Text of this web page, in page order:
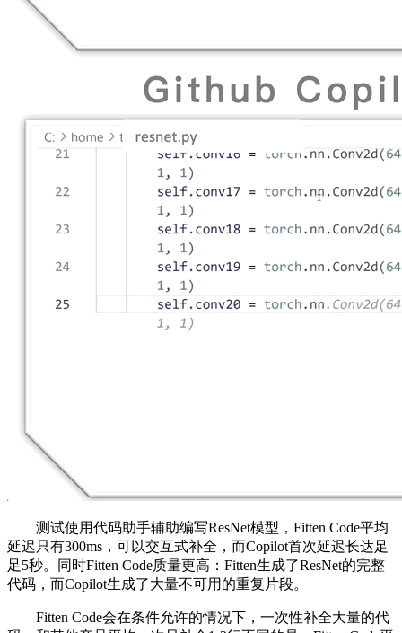
测试使用代码助手辅助编写ResNet模型，Fitten Code平均
延迟只有300ms，可以交互式补全，而Copilot首次延迟长达足
足5秒。同时Fitten Code质量更高：Fitten生成了ResNet的完整
代码，而Copilot生成了大量不可用的重复片段。
Fitten Code会在条件允许的情况下，一次性补全大量的代